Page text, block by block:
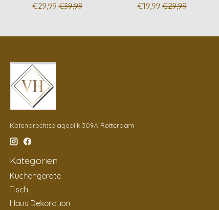
€29,99 €39,99
€19,99 €29,99
Katendrechtselagedijk 309A Rotterdam
Kategorien
Küchengeräte
Tisch
Haus Dekoration